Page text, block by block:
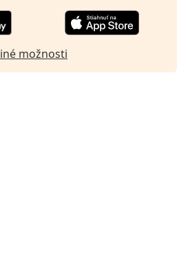
iné možnosti